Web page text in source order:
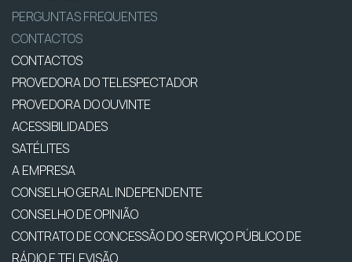
PERGUNTAS FREQUENTES
CONTACTOS
CONTACTOS
PROVEDORA DO TELESPECTADOR
PROVEDORA DO OUVINTE
ACESSIBILIDADES
SATÉLITES
A EMPRESA
CONSELHO GERAL INDEPENDENTE
CONSELHO DE OPINIÃO
CONTRATO DE CONCESSÃO DO SERVIÇO PÚBLICO DE
RÁDIO E TELEVISÃO